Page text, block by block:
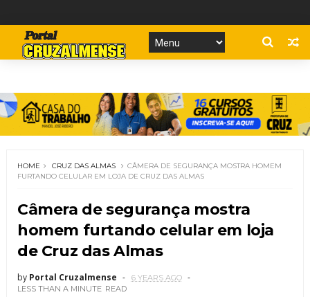
HOME CRUZ DAS ALMAS
CÂMERA DE SEGURANÇA MOSTRA HOMEM
FURTANDO CELULAR EM LOJA DE CRUZ DAS ALMAS
Câmera de segurança mostra
homem furtando celular em loja
de Cruz das Almas
by Portal Cruzalmense
6 YEARS AGO
LESS THAN A MINUTE READ